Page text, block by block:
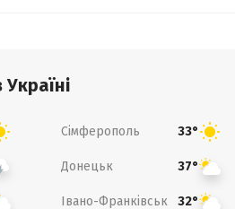
Сімферополь 33°
Донецьк 37°
Івано-Франківськ 32°